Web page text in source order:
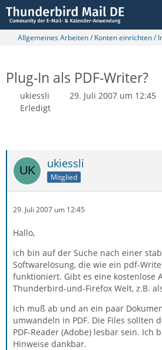
Allgemeines Arbeiten / Konten einrichten /
Plug-In als PDF-Writer?
ukiessli 29. Juli 2007 um 12:45
Erledigt
ukiessli
Mitglied
29. Juli 2007 um 12:45
Hallo,
ich bin auf der Suche nach einer
Softwarelösung, die wie ein pdf-
funktioniert. Gibt es eine kostenlose
Thunderbird-und-Firefox Welt, z.B.
Ich muß ab und an ein paar
umwandeln in PDF. Die Files sollten
PDF-Reader (Adobe) lesbar sein. Ich
Hinweise dankbar.